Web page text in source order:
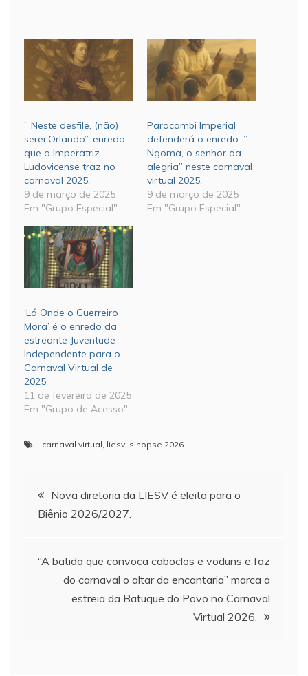
” Neste desfile, (não)
serei Orlando”, enredo
que a Imperatriz
Ludovicense traz no
carnaval 2025.
9 de março de 2025
Em "Grupo Especial"
Paracambi Imperial
defenderá o enredo: ”
Ngoma, o senhor da
alegria” neste carnaval
virtual 2025.
9 de março de 2025
Em "Grupo Especial"
‘Lá Onde o Guerreiro
Mora’ é o enredo da
estreante Juventude
Independente para o
Carnaval Virtual de
2025
11 de fevereiro de 2025
Em "Grupo de Acesso"
carnaval virtual liesv sinopse 2026
Navegação
de
Post
Nova diretoria da LIESV é eleita para o
Biênio 2026/2027.
“A batida que convoca caboclos e voduns e faz
do carnaval o altar da encantaria” marca a
estreia da Batuque do Povo no Carnaval
Virtual 2026.